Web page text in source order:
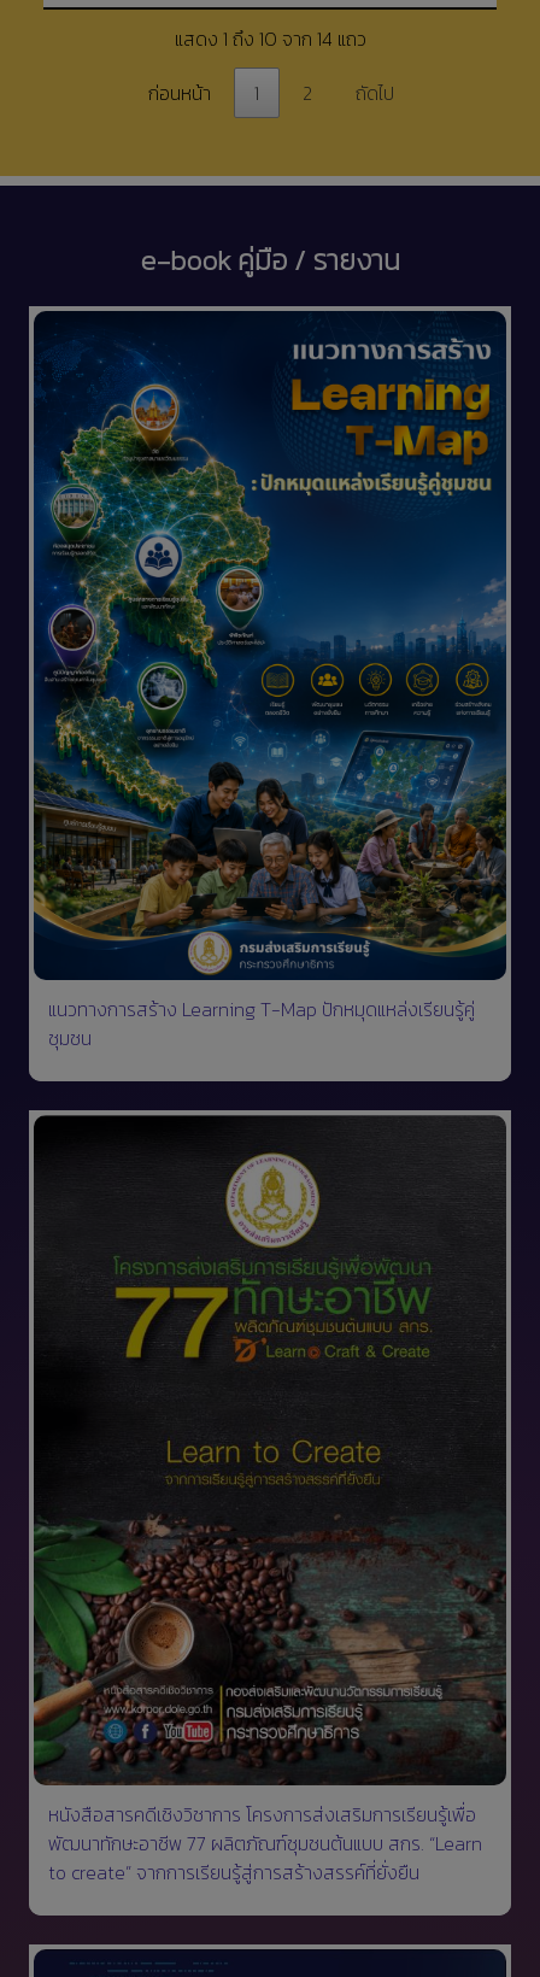
แสดง 1 ถึง 10 จาก 14 แถว
ก่อนหน้า
1 2 ถัดไป
e-book คู่มือ / รายงาน
แนวทางการสร้าง Learning T-Map ปักหมุดแหล่งเรียนรู้คู่
ชุมชน
หนังสือสารคดีเชิงวิชาการ โครงการส่งเสริมการเรียนรู้เพื่อ
พัฒนาทักษะอาชีพ 77 ผลิตภัณฑ์ชุมชนต้นแบบ สกร. “Learn
to create” จากการเรียนรู้สู่การสร้างสรรค์ที่ยั่งยืน